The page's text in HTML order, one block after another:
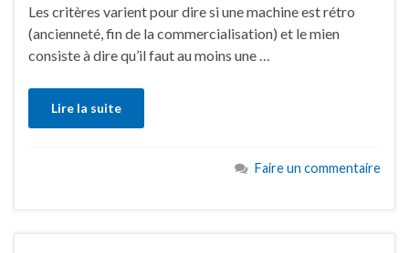
Les critères varient pour dire si une machine est rétro
(ancienneté, fin de la commercialisation) et le mien
consiste à dire qu’il faut au moins une …
Lire la suite
Faire un commentaire